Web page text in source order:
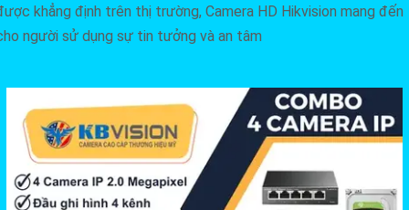
khẳng định trên thị trường, Camera HD Hikvision mang đến
người sử dụng sự tin tưởng và an tâm